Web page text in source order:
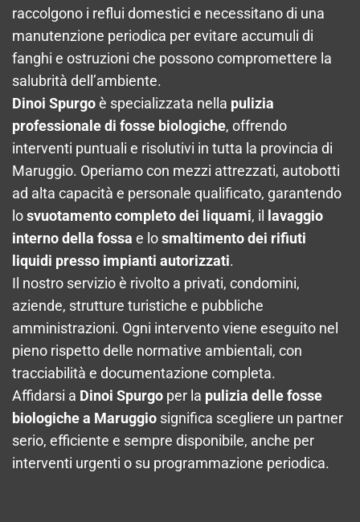
raccolgono i reflui domestici e necessitano di una
manutenzione periodica per evitare accumuli di
fanghi e ostruzioni che possono compromettere la
salubrità dell’ambiente.
Dinoi Spurgoè specializzata nella pulizia
professionale di fosse biologiche, offrendo
interventi puntuali e risolutivi in tutta la provincia di
Maruggio. Operiamo con mezzi attrezzati, autobotti
ad alta capacità e personale qualificato, garantendo
losvuotamento completo dei liquami, il
lavaggio
interno della fossa e losmaltimento dei rifiuti
liquidi presso impianti autorizzati.
Il nostro servizio è rivolto a privati, condomini,
aziende, strutture turistiche e pubbliche
amministrazioni. Ogni intervento viene eseguito nel
pieno rispetto delle normative ambientali, con
tracciabilità e documentazione completa.
Affidarsi a Dinoi Spurgo per la pulizia delle fosse
biologiche a Maruggio significa scegliere un partner
serio, efficiente e sempre disponibile, anche per
interventi urgenti o su programmazione periodica.